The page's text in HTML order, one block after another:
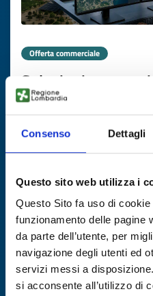
Consenso Dettagli
Questo sito web utilizza i
Questo Sito fa uso di
funzionamento delle pagine
da parte dell’utente, per
navigazione degli utenti ed
servizi messi a
si acconsente all’utilizzo di
Offerta commerciale
Soluzioni
infrastrutture e
azienda greca
ID EEN:
Scade il17